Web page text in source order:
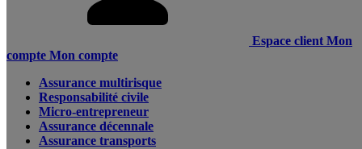
Espace client Mon
compte Mon compte
Assurance multirisque
Responsabilité civile
Micro-entrepreneur
Assurance décennale
Assurance transports